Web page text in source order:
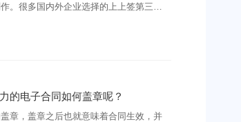
。很多国内外企业选择的上上签第三方
、安全的制作电子印章。
的电子合同如何盖章呢？
章，盖章之后也就意味着合同生效，并